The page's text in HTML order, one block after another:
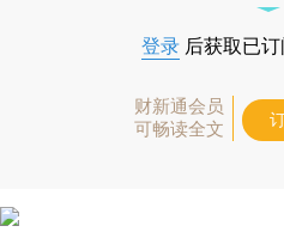
登录 后获取已
财新通会员
可畅读全文